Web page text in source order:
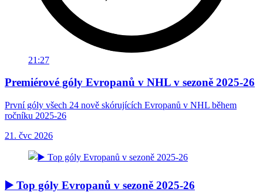
21:27
Premiérové góly Evropanů v NHL v sezoně 2025-26
První góly všech 24 nově skórujících Evropanů v NHL během
ročníku 2025-26
21. čvc 2026
▶️ Top góly Evropanů v sezoně 2025-26